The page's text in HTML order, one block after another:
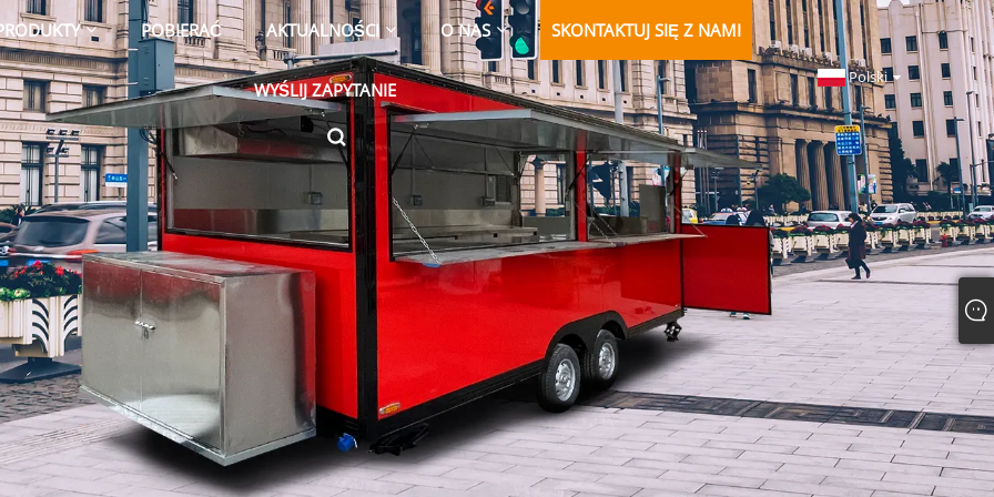
POBIERAĆ AKTUALNOŚCI O NAS SKONTAKTUJ SIĘ Z NAMI
WYŚLIJ ZAPYTANIE
Polski